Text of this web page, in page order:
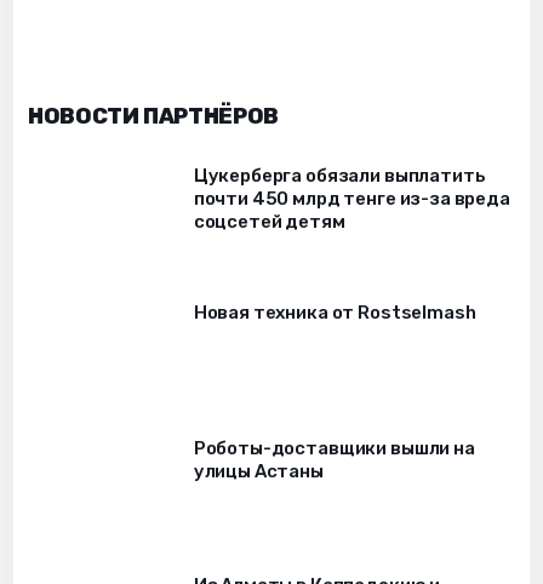
НОВОСТИ ПАРТНЁРОВ
Цукерберга обязали выплатить
почти 450 млрд тенге из-за вреда
соцсетей детям
Новая техника от Rostselmash
Роботы-доставщики вышли на
улицы Астаны